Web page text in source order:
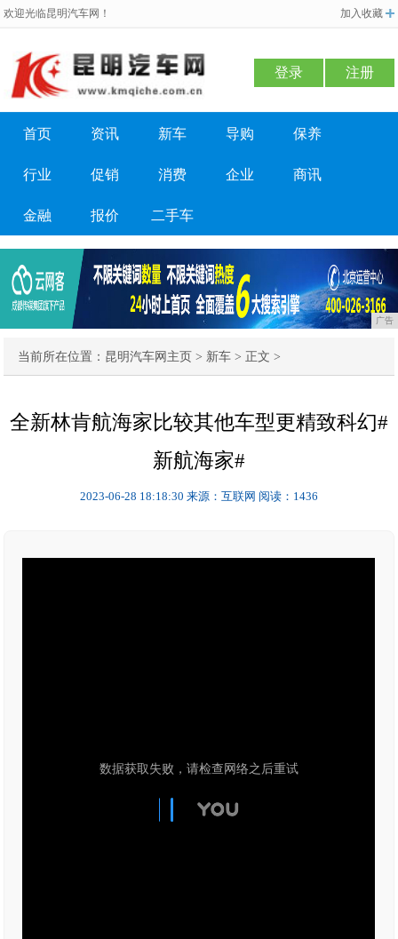
欢迎光临昆明汽车网！ 加入收藏
登录 注册
首页 资讯 新车 导购 保养
行业 促销 消费 企业 商讯
金融 报价 二手车
广告
当前所在位置： 昆明汽车网主页 > 新车 > 正文 >
全新林肯航海家比较其他车型更精致科幻#
新航海家#
2023-06-28 18:18:30 来源：互联网 阅读：1436